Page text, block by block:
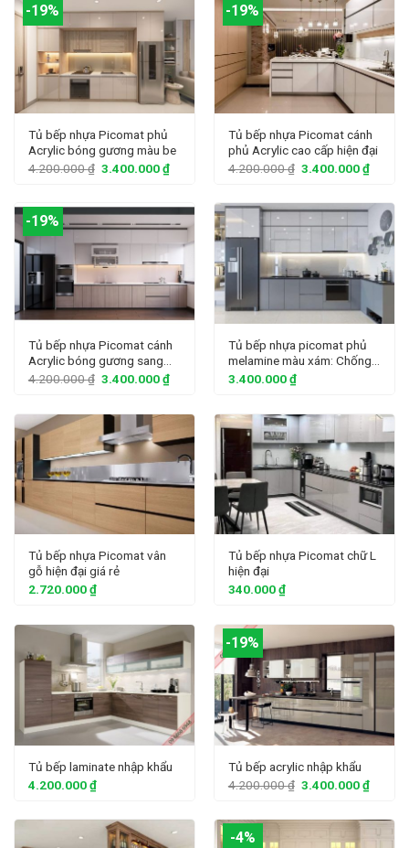
-19%
Tủ bếp nhựa Picomat phủ
Acrylic bóng gương màu be
4.200.000₫ 3.400.000₫
-19%
Tủ bếp nhựa Picomat cánh
phủ Acrylic cao cấp hiện đại
4.200.000₫ 3.400.000₫
-19%
Tủ bếp nhựa Picomat cánh
Acrylic bóng gương sang
trọng
4.200.000₫ 3.400.000₫
Tủ bếp nhựa picomat phủ
melamine màu xám: Chống
nước hoàn hảo
3.400.000₫
Tủ bếp nhựa Picomat vân
gỗ hiện đại giá rẻ
2.720.000₫
Tủ bếp nhựa Picomat chữ L
hiện đại
340.000₫
Tủ bếp laminate nhập khẩu
4.200.000₫
-19%
Tủ bếp acrylic nhập khẩu
4.200.000₫ 3.400.000₫
-4%